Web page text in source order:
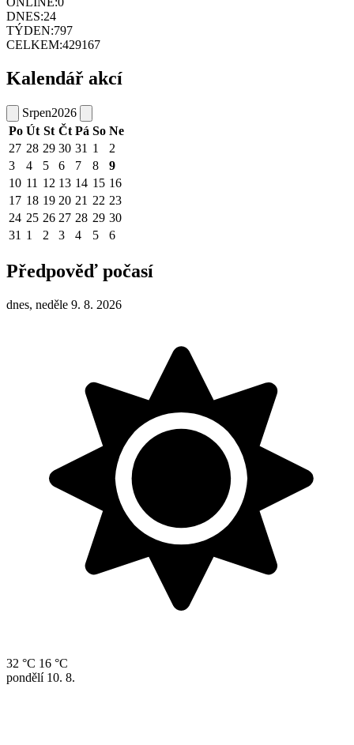
DNES:24
TÝDEN:797
CELKEM:429167
Kalendář akcí
Srpen2026
Po Út St Čt Pá So Ne
27 28 29 30 31 1
2
3
4 5 6 7 8
9
10 11 12 13 14 15 16
17 18 19 20 21 22 23
24 25 26 27 28 29 30
31 1 2 3 4 5 6
Předpověď počasí
dnes, neděle 9. 8. 2026
32 °C 16 °C
pondělí 10. 8.